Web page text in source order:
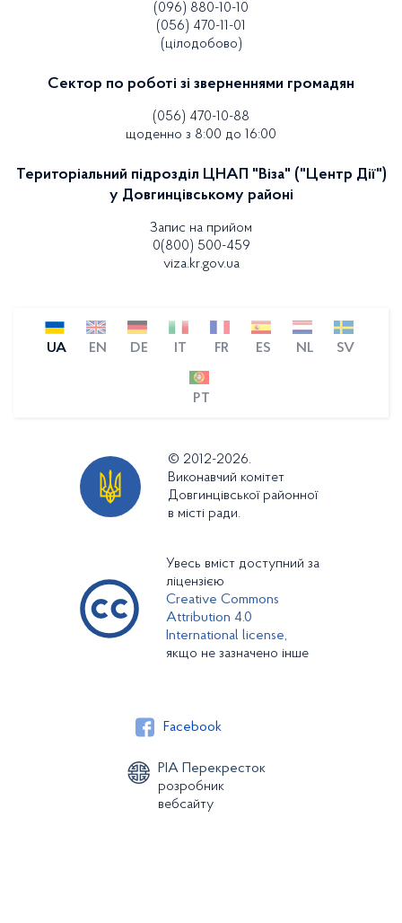
(096) 880-10-10
(056) 470-11-01
(цілодобово)
Сектор по роботі зі зверненнями громадян
(056) 470-10-88
щоденно з 8:00 до 16:00
Територіальний підрозділ ЦНАП "Віза" ("Центр Дії")
у Довгинцівському районі
Запис на прийом
0(800) 500-459
viza.kr.gov.ua
UA EN DE IT FR ES NL SV
PT
© 2012-2026.
Виконавчий комітет
Довгинцівської районної
в місті ради.
Увесь вміст доступний за
ліцензією
Creative Commons
Attribution 4.0
International license,
якщо не зазначено інше
Facebook
РІА Перекресток
розробник
вебсайту